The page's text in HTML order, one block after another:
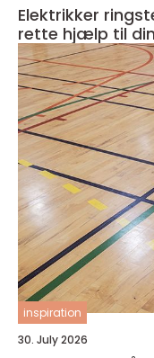
Elektrikker
rette hjælp til
inspiration
30. July 2026